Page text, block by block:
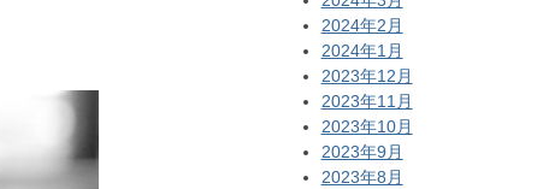
2024年2月
2024年1月
2023年12月
2023年11月
2023年10月
2023年9月
2023年8月